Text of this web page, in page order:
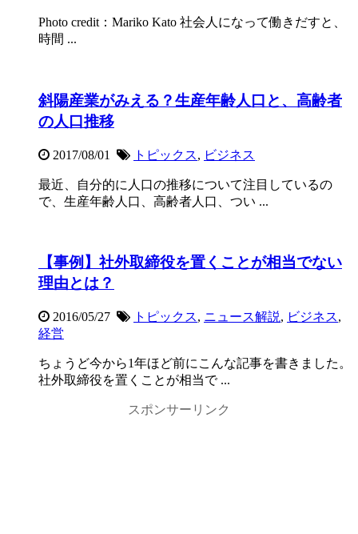
Photo credit：Mariko Kato 社会人になって働きだすと、
時間 ...
斜陽産業がみえる？生産年齢人口と、高齢者
の人口推移
2017/08/01 トピックス, ビジネス
最近、自分的に人口の推移について注目しているの
で、生産年齢人口、高齢者人口、つい ...
【事例】社外取締役を置くことが相当でない
理由とは？
2016/05/27 トピックス, ニュース解説, ビジネス,
経営
ちょうど今から1年ほど前にこんな記事を書きました。
社外取締役を置くことが相当で ...
スポンサーリンク